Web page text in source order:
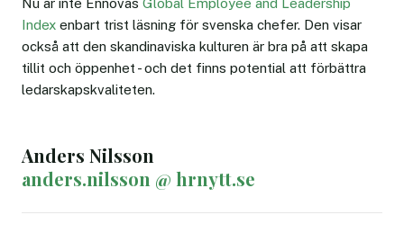
Nu är inte Ennovas Global Employee and Leadership
Index enbart trist läsning för svenska chefer. Den visar
också att den skandinaviska kulturen är bra på att skapa
tillit och öppenhet - och det finns potential att förbättra
ledarskapskvaliteten.
Anders Nilsson
anders.nilsson @ hrnytt.se